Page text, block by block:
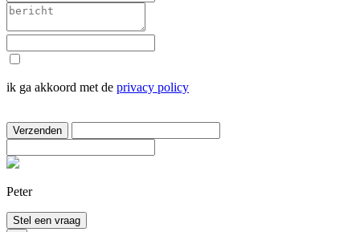
ik ga akkoord met de privacy policy
Verzenden
Peter
Stel een vraag